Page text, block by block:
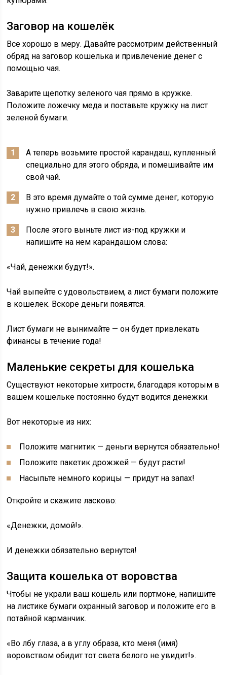
Заговор на кошелёк
Все хорошо в меру. Давайте рассмотрим действенный
обряд на заговор кошелька и привлечение денег с
помощью чая.
Заварите щепотку зеленого чая прямо в кружке.
Положите ложечку меда и поставьте кружку на лист
зеленой бумаги.
А теперь возьмите простой карандаш, купленный
специально для этого обряда, и помешивайте им
свой чай.
В это время думайте о той сумме денег, которую
нужно привлечь в свою жизнь.
После этого выньте лист из-под кружки и
напишите на нем карандашом слова:
«Чай, денежки будут!».
Чай выпейте с удовольствием, а лист бумаги положите
в кошелек. Вскоре деньги появятся.
Лист бумаги не вынимайте — он будет привлекать
финансы в течение года!
Маленькие секреты для кошелька
Существуют некоторые хитрости, благодаря которым в
вашем кошельке постоянно будут водится денежки.
Вот некоторые из них:
Положите магнитик — деньги вернутся обязательно!
Положите пакетик дрожжей — будут расти!
Насыпьте немного корицы — придут на запах!
Откройте и скажите ласково:
«Денежки, домой!».
И денежки обязательно вернутся!
Защита кошелька от воровства
Чтобы не украли ваш кошель или портмоне, напишите
на листике бумаги охранный заговор и положите его в
потайной карманчик.
«Во лбу глаза, а в углу образа, кто меня (имя)
воровством обидит тот света белого не увидит!».